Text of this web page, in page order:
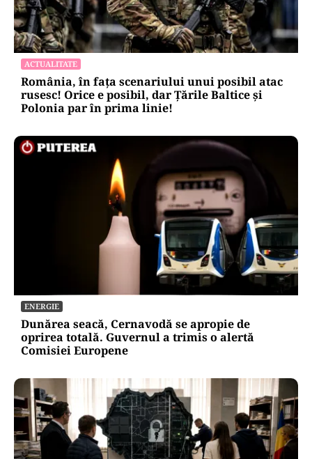
ACTUALITATE
România, în fața scenariului unui posibil atac
rusesc! Orice e posibil, dar Țările Baltice și
Polonia par în prima linie!
ENERGIE
Dunărea seacă, Cernavodă se apropie de
oprirea totală. Guvernul a trimis o alertă
Comisiei Europene